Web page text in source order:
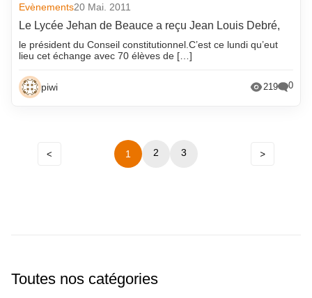
Evènements20 Mai. 2011
Le Lycée Jehan de Beauce a reçu Jean Louis Debré,
le président du Conseil constitutionnel.C’est ce lundi qu’eut
lieu cet échange avec 70 élèves de […]
piwi 219 0
Navigation
1 2 3 Suivant
Toutes nos catégories